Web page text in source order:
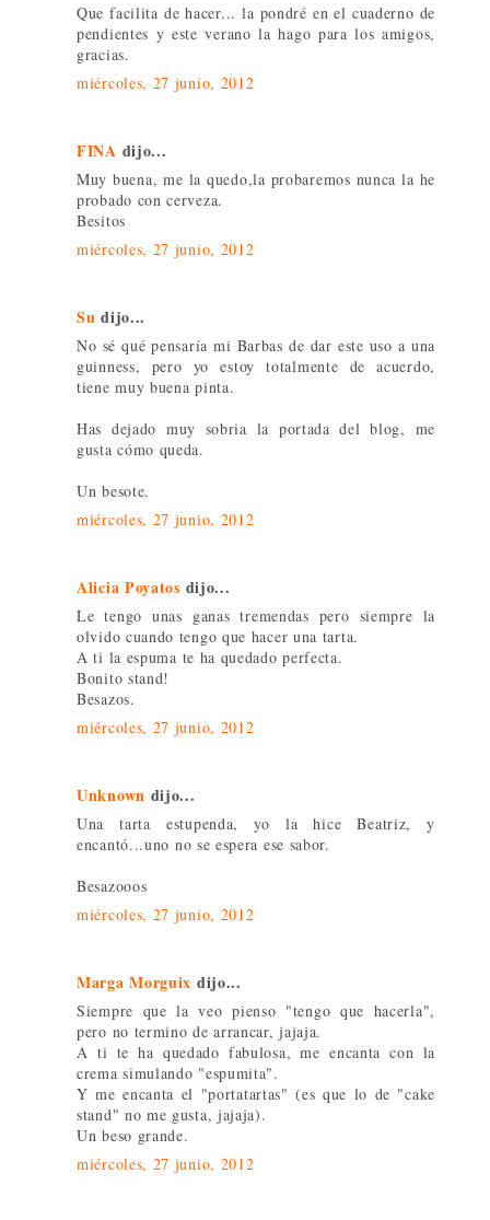
Que facilita de hacer... la pondré en el cuaderno de
pendientes y este verano la hago para los amigos,
gracias.
miércoles, 27 junio, 2012
FINA dijo...
Muy buena, me la quedo,la probaremos nunca la he
probado con cerveza.
Besitos
miércoles, 27 junio, 2012
Su dijo...
No sé qué pensaría mi Barbas de dar este uso a una
guinness, pero yo estoy totalmente de acuerdo,
tiene muy buena pinta.
Has dejado muy sobria la portada del blog, me
gusta cómo queda.
Un besote.
miércoles, 27 junio, 2012
Alicia Poyatos dijo...
Le tengo unas ganas tremendas pero siempre la
olvido cuando tengo que hacer una tarta.
A ti la espuma te ha quedado perfecta.
Bonito stand!
Besazos.
miércoles, 27 junio, 2012
Unknown dijo...
Una tarta estupenda, yo la hice Beatriz, y
encantó...uno no se espera ese sabor.
Besazooos
miércoles, 27 junio, 2012
Marga Morguix dijo...
Siempre que la veo pienso "tengo que hacerla",
pero no termino de arrancar, jajaja.
A ti te ha quedado fabulosa, me encanta con la
crema simulando "espumita".
Y me encanta el "portatartas" (es que lo de "cake
stand" no me gusta, jajaja).
Un beso grande.
miércoles, 27 junio, 2012